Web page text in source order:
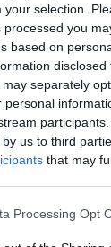
your selection.
you
based on
separately
personal
us to third
that may
website/app
Processing Opt
de dinero que
comidas,
la ruta y todos los
previsto
prevista
cantidad media
ruta.